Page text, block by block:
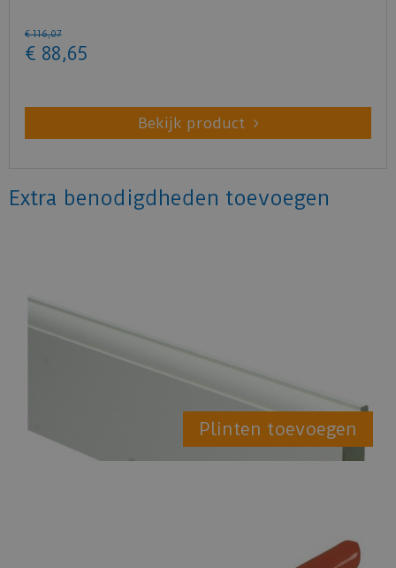
€ 116,07
€ 88,65
Bekijk product
Extra benodigdheden toevoegen
Plinten toevoegen